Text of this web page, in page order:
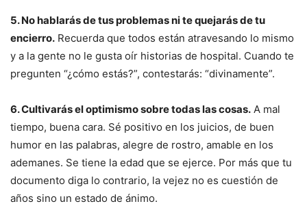
5. No hablarás de tus problemas ni te quejarás de tu
encierro. Recuerda que todos están atravesando lo mismo
y a la gente no le gusta oír historias de hospital. Cuando te
pregunten “¿cómo estás?”, contestarás: “divinamente”.
6. Cultivarás el optimismo sobre todas las cosas. A mal
tiempo, buena cara. Sé positivo en los juicios, de buen
humor en las palabras, alegre de rostro, amable en los
ademanes. Se tiene la edad que se ejerce. Por más que tu
documento diga lo contrario, la vejez no es cuestión de
años sino un estado de ánimo.